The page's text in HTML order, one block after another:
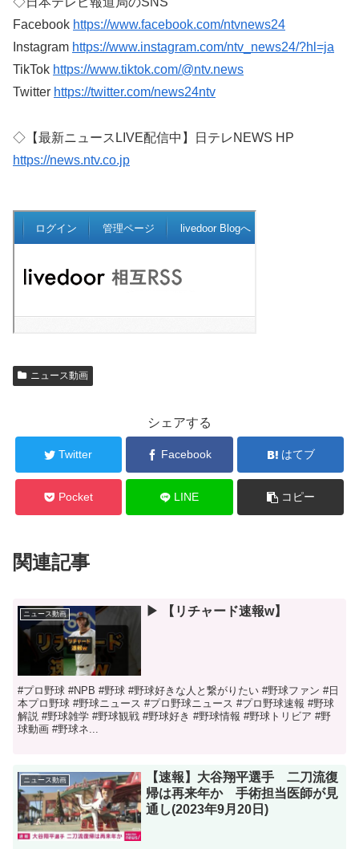
Facebook https://www.facebook.com/ntvnews24
Instagram https://www.instagram.com/ntv_news24/?hl=ja
TikTok https://www.tiktok.com/@ntv.news
Twitter https://twitter.com/news24ntv
◇【最新ニュースLIVE配信中】日テレNEWS HP
https://news.ntv.co.jp
ニュース動画
シェアする
Twitter Facebook はてブ
Pocket LINE コピー
関連記事
ニュース動画 ▶︎ 【リチャード速報w】
#プロ野球 #NPB #野球 #野球好きな人と繋がりたい #野球ファン #日
本プロ野球 #野球ニュース #プロ野球ニュース #プロ野球速報 #野球
解説 #野球雑学 #野球観戦 #野球好き #野球情報 #野球トリビア #野
球動画 #野球ネ...
ニュース動画
【速報】大谷翔平選手 二刀流復
帰は再来年か 手術担当医師が見
通し(2023年9月20日)